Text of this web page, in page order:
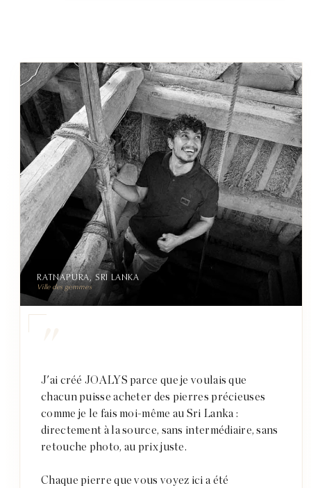
J'ai créé JOALYS parce que je voulais que
chacun puisse acheter des pierres précieuses
comme je le fais moi-même au Sri Lanka :
directement à la source, sans intermédiaire, sans
retouche photo, au prix juste.
Chaque pierre que vous voyez ici a été
RATNAPURA, SRI LANKA
Ville des gemmes